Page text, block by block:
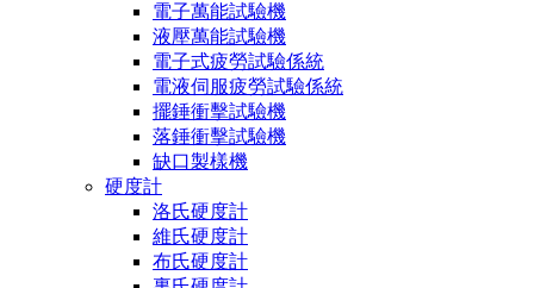
電子萬能試驗機
液壓萬能試驗機
電子式疲勞試驗係統
電液伺服疲勞試驗係統
擺錘衝擊試驗機
落錘衝擊試驗機
缺口製樣機
硬度計
洛氏硬度計
維氏硬度計
布氏硬度計